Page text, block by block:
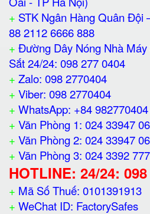
+ STK Ngân Hàng Quân Đội
88 2112 6666 888
+ Đường Dây Nóng Nhà
Sắt 24/24: 098 277 0404
+ Zalo: 098 2770404
+ Viber: 098 2770404
+ WhatsApp: +84 982770404
+ Văn Phòng 1: 024 33947
+ Văn Phòng 2: 024 33947
+ Văn Phòng 3: 024 3392
HOTLINE: 24/24:
+ Mã Số Thuế: 0101391913
+ WeChat ID: FactorySafes